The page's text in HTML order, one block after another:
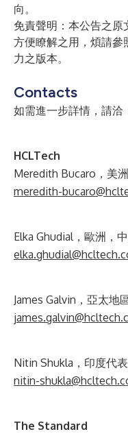
向。
免責聲明：本公告之
方便瞭解之用，煩請參
力之版本。
Contacts
如需進一步詳情，請洽
HCLTech
Meredith Bucaro，美
meredith-
Elka Ghudial，歐洲，
James Galvin，亞太地
Nitin Shukla，印度代表
nitin-
The Standard